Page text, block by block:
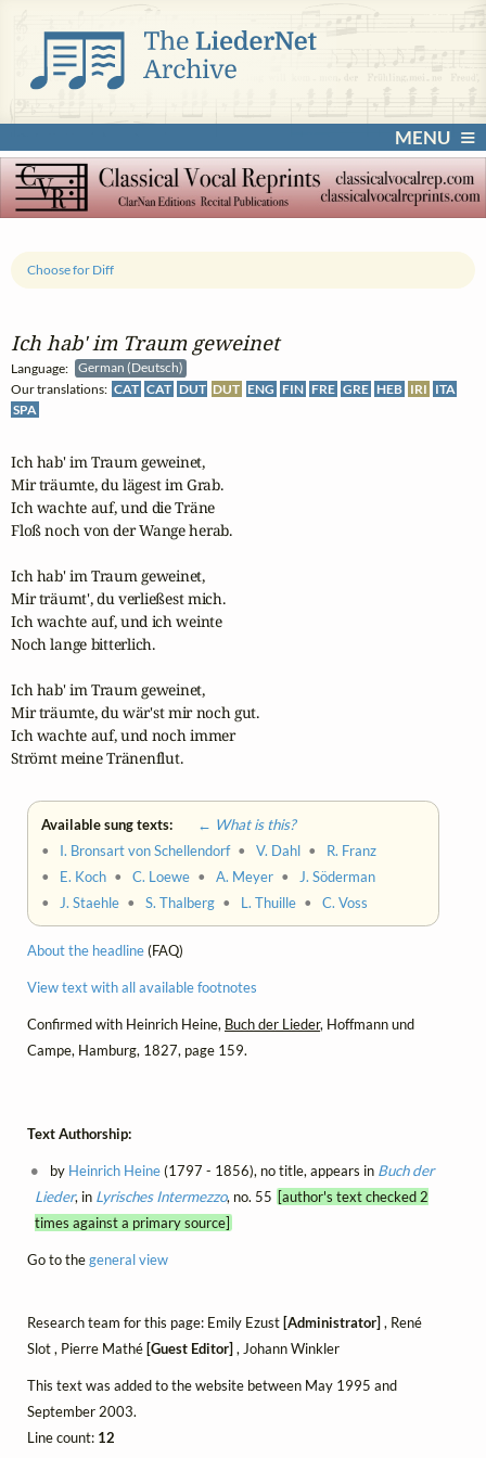
MENU
Ich hab' im Traum geweinet
Language:
German (Deutsch)
Our translations: CAT CAT DUT DUT ENG FIN FRE GRE HEB IRI ITA
SPA
Choose for Diff
Ich hab' im Traum geweinet,
Mir träumte, du lägest im Grab.
Ich wachte auf, und die Träne
Floß noch von der Wange herab.
Ich hab' im Traum geweinet,
Mir träumt', du verließest mich.
Ich wachte auf, und ich weinte
Noch lange bitterlich.
Ich hab' im Traum geweinet,
Mir träumte, du wär'st mir noch gut.
Ich wachte auf, und noch immer
Strömt meine Tränenflut.
Available sung texts:
← What is this?
• I. Bronsart von Schellendorf •V. Dahl • R. Franz
• E. Koch •C. Loewe •A. Meyer •
J. Söderman
•
J. Staehle •S. Thalberg • L. Thuille •C. Voss
About the headline(FAQ)
View text with all available footnotes
Confirmed with Heinrich Heine, Buch der Lieder, Hoffmann und
Campe, Hamburg, 1827, page 159.
Text Authorship:
by Heinrich Heine(1797 - 1856), no title, appears in Buch der
Lieder, in Lyrisches Intermezzo, no. 55 [author's text checked 2
times against a primary source]
Go to thegeneral view
Research team for this page: Emily Ezust [Administrator] , René
Slot , Pierre Mathé [Guest Editor] , Johann Winkler
This text was added to the website between May 1995 and
September 2003.
Line count: 12